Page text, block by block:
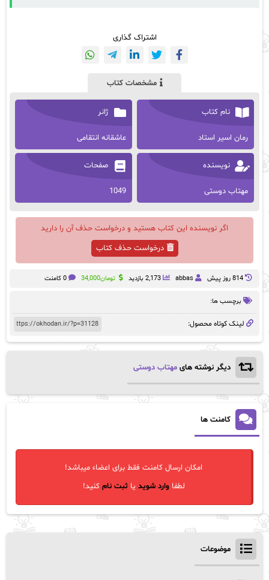
اشتراک گذاری
مشخصات کتاب
نام کتاب
رمان اسیر استاد
ژانر
عاشقانه انتقامی
نویسنده
مهتاب دوستی
صفحات
1049
اگر نویسنده این کتاب هستید و درخواست حذف آن را دارید
درخواست حذف کتاب
814 روز پيش abbas 2,173 بازدید تومان34,000 0 کامنت
برچسب ها:
لینک کوتاه محصول:
دیگر نوشته های مهتاب دوستی
کامنت ها
امکان ارسال کامنت فقط برای اعضاء میباشد!
لطفاوارد شوید یاثبت نام کنید!
موضوعات